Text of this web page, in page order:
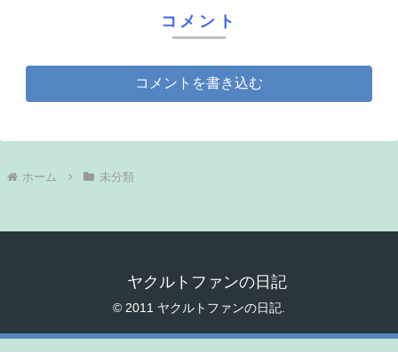
コメント
コメントを書き込む
ホーム 未分類
ヤクルトファンの日記
© 2011 ヤクルトファンの日記.